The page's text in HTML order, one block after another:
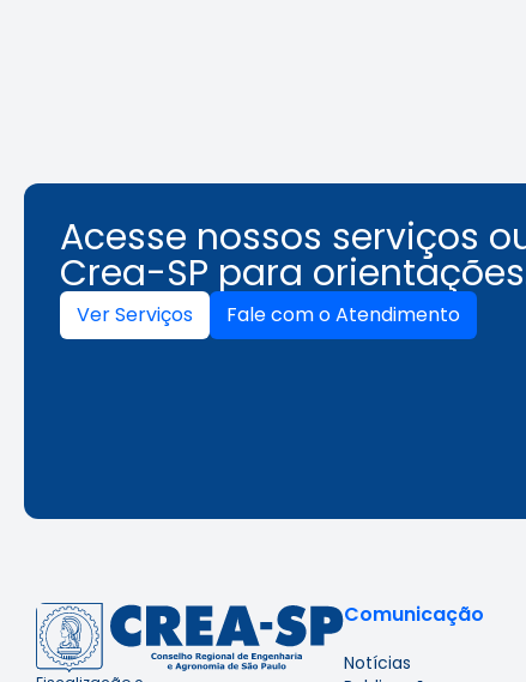
Acesse nossos serviços
Crea-SP para
Ver Serviços Fale com o Atendimento
Comunicação
Notícias